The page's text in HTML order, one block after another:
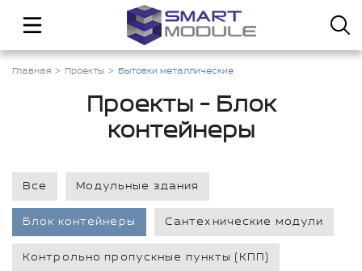
Главная Проекты Бытовки металлические
Проекты - Блок
контейнеры
Все Модульные здания
Блок контейнеры Сантехнические модули
Контрольно пропускные пункты (КПП)